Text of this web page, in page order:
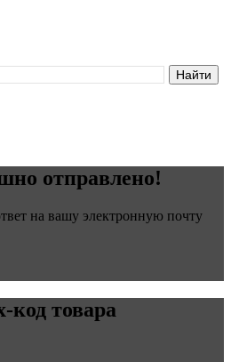
отправлено!
на вашу электронную почту
товара